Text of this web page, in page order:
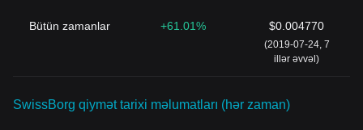
Bütün zamanlar +61.01% $0.004770
(2019-07-24, 7
illər əvvəl)
SwissBorg qiymət tarixi məlumatları (hər zaman)